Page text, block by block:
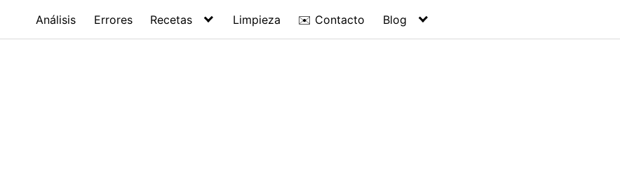
Análisis Errores Recetas Limpieza ✉️ Contacto Blog